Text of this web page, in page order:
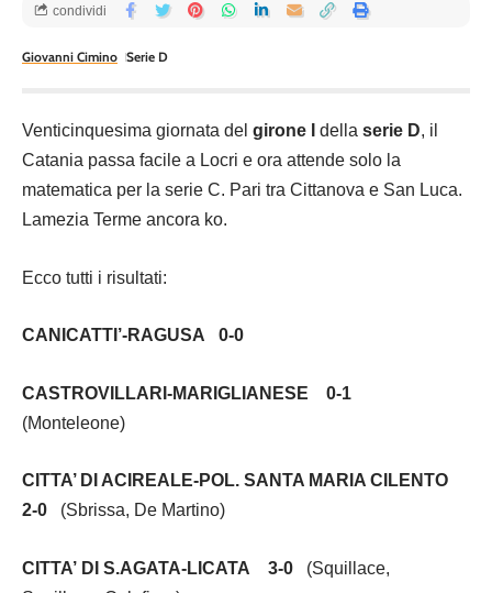
Giovanni Cimino Serie D
condividi
Venticinquesima giornata del girone I della serie D, il
Catania passa facile a Locri e ora attende solo la
matematica per la serie C. Pari tra Cittanova e San Luca.
Lamezia Terme ancora ko.
Ecco tutti i risultati:
CANICATTI’-RAGUSA 0-0
CASTROVILLARI-MARIGLIANESE 0-1
(Monteleone)
CITTA’ DI ACIREALE-POL. SANTA MARIA CILENTO
2-0 (Sbrissa, De Martino)
CITTA’ DI S.AGATA-LICATA 3-0 (Squillace,